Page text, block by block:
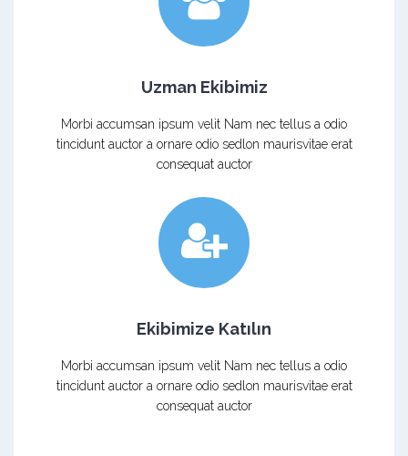
Uzman Ekibimiz
Morbi accumsan ipsum velit Nam nec tellus a odio
tincidunt auctor a ornare odio sedlon maurisvitae erat
consequat auctor
Ekibimize Katılın
Morbi accumsan ipsum velit Nam nec tellus a odio
tincidunt auctor a ornare odio sedlon maurisvitae erat
consequat auctor